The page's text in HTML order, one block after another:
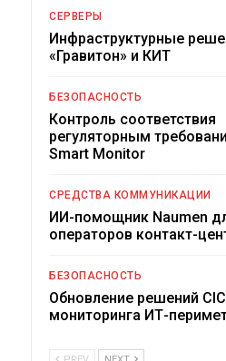
СЕРВЕРЫ
Инфраструктурные
«Гравитон» и КИТ
БЕЗОПАСНОСТЬ
Контроль соответствия
регуляторным
Smart Monitor
СРЕДСТВА КОММУНИКАЦИИ
ИИ-помощник Naumen
операторов контакт-
БЕЗОПАСНОСТЬ
Обновление решений
мониторинга ИТ-